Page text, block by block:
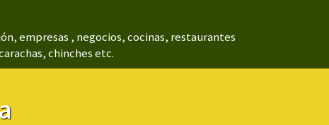
empresas , negocios, cocinas, restaurantes
chinches etc.